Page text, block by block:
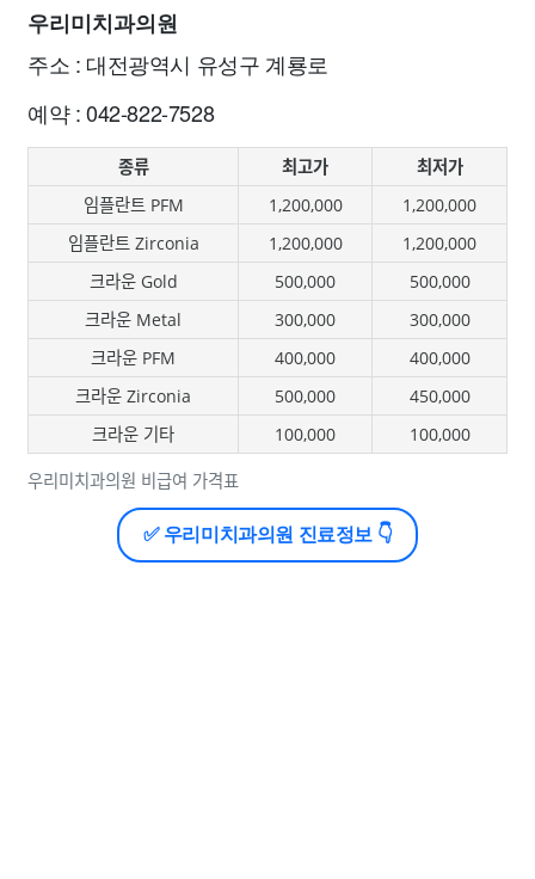
우리미치과의원
주소 : 대전광역시 유성구 계룡로
예약 : 042-822-7528
우리미치과의원 비급여 가격표
종류 최고가
최저가
임플란트 PFM
1,200,000
1,200,000
임플란트 Zirconia
1,200,000
1,200,000
크라운 Gold
500,000
500,000
크라운 Metal
300,000
300,000
크라운 PFM
400,000
400,000
크라운 Zirconia
500,000
450,000
크라운 기타
100,000 100,000
✅ 우리미치과의원 진료정보 👇